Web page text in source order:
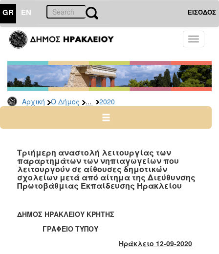
GR EN ΕΙΣΟΔΟΣ
Toggle
Αρχική Ο Δήμος ... 2020
ΔΗΜΟΣ
Δελτία
Τύπου
Αρχείο
2026
2024
2022
2021
2020
2018
2017
Τριήμερη αναστολή λειτουργίας των
παραρτημάτων των νηπιαγωγείων που
λειτουργούν σε αίθουσες δημοτικών
σχολείων μετά από αίτημα της Διεύθυνσης
Πρωτοβάθμιας Εκπαίδευσης Ηρακλείου
ΔΗΜΟΣ ΗΡΑΚΛΕΙΟΥ ΚΡΗΤΗΣ
ΓΡΑΦΕΙΟ ΤΥΠΟΥ
Ηράκλειο 12-09-2020